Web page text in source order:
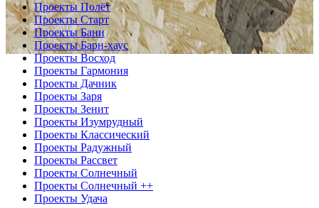
Проекты Полёт
Проекты Старт
Проекты Бани
Проекты Барн-хаус
Проекты Восход
Проекты Гармония
Проекты Дачник
Проекты Заря
Проекты Зенит
Проекты Изумрудный
Проекты Классический
Проекты Радужный
Проекты Рассвет
Проекты Солнечный
Проекты Солнечный ++
Проекты Удача